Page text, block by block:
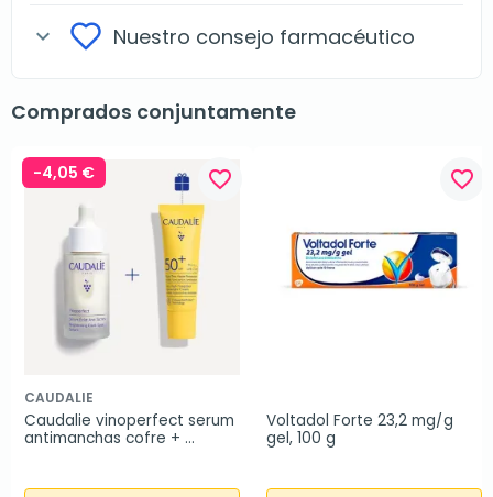
expand_more Nuestro consejo farmacéutico
Comprados conjuntamente
-4,05 € favorite_border
CAUDALIE
Caudalie vinoperfect serum
antimanchas cofre +
favorite_border
Voltadol Forte 23,2 mg/g
gel, 100 g